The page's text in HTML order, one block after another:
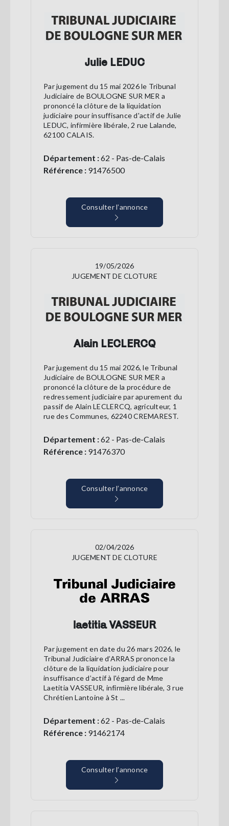
Julie LEDUC
Par jugement du 15 mai 2026 le Tribunal
Judiciaire de BOULOGNE SUR MER a
prononcé la clôture de la liquidation
judiciaire pour insuffisance d'actif de Julie
LEDUC, infirmière libérale, 2 rue Lalande,
62100 CALAIS.
Département :62 - Pas-de-Calais
Référence : 91476500
Consulter l’annonce
19/05/2026
JUGEMENT DE CLOTURE
Alain LECLERCQ
Par jugement du 15 mai 2026, le Tribunal
Judiciaire de BOULOGNE SUR MER a
prononcé la clôture de la procédure de
redressement judiciaire par apurement du
passif de Alain LECLERCQ, agriculteur, 1
rue des Communes, 62240 CREMAREST.
Département :62 - Pas-de-Calais
Référence : 91476370
Consulter l’annonce
02/04/2026
JUGEMENT DE CLOTURE
laetitia VASSEUR
Par jugement en date du 26 mars 2026, le
Tribunal Judiciaire d’ARRAS prononce la
clôture de la liquidation judiciaire pour
insuffisance d’actif à l'égard de Mme
Laetitia VASSEUR, infirmière libérale, 3 rue
Chrétien Lantoine à St ...
Département :62 - Pas-de-Calais
Référence : 91462174
Consulter l’annonce